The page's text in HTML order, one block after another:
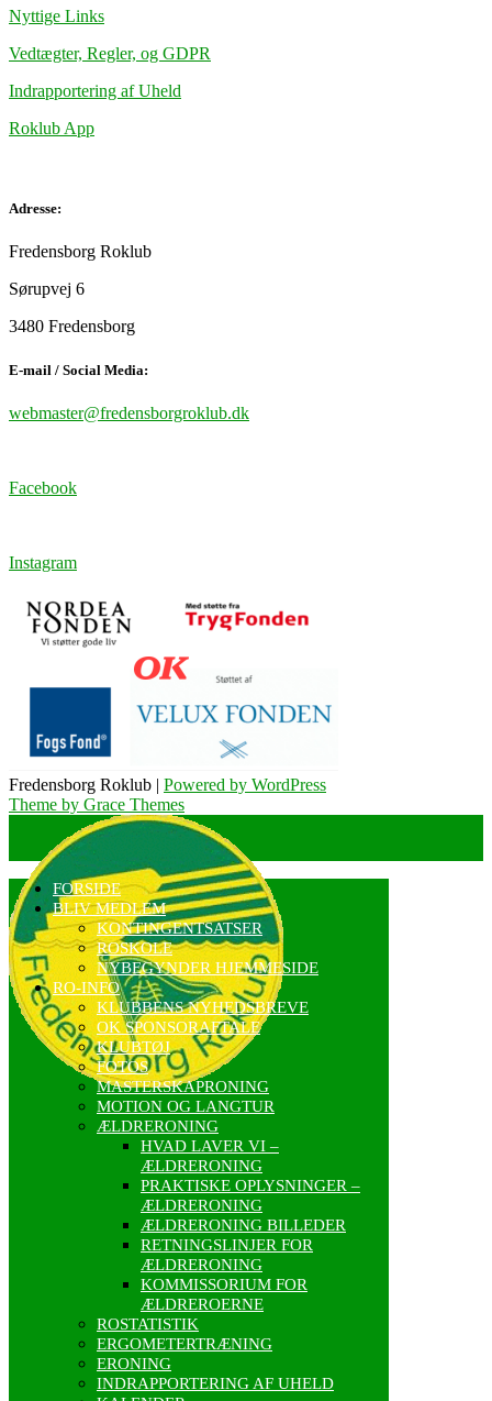
Nyttige Links
Vedtægter, Regler, og GDPR
Indrapportering af Uheld
Roklub App
Adresse:
Fredensborg Roklub
Sørupvej 6
3480 Fredensborg
E-mail / Social Media:
webmaster@fredensborgroklub.dk
Facebook
Instagram
Fredensborg Roklub | Powered by WordPress
Theme by Grace Themes
FORSIDE
BLIV MEDLEM
KONTINGENTSATSER
ROSKOLE
NYBEGYNDER HJEMMESIDE
RO-INFO
KLUBBENS NYHEDSBREVE
OK SPONSORAFTALE
KLUBTØJ
FOTOS
MASTERSKAPRONING
MOTION OG LANGTUR
ÆLDRERONING
HVAD LAVER VI –
ÆLDRERONING
PRAKTISKE OPLYSNINGER –
ÆLDRERONING
ÆLDRERONING BILLEDER
RETNINGSLINJER FOR
ÆLDRERONING
KOMMISSORIUM FOR
ÆLDREROERNE
ROSTATISTIK
ERGOMETERTRÆNING
ERONING
INDRAPPORTERING AF UHELD